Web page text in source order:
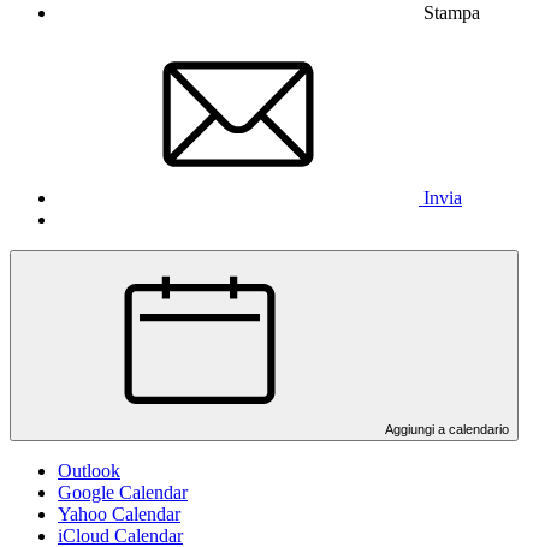
Stampa
Invia
Aggiungi a calendario
Outlook
Google Calendar
Yahoo Calendar
iCloud Calendar